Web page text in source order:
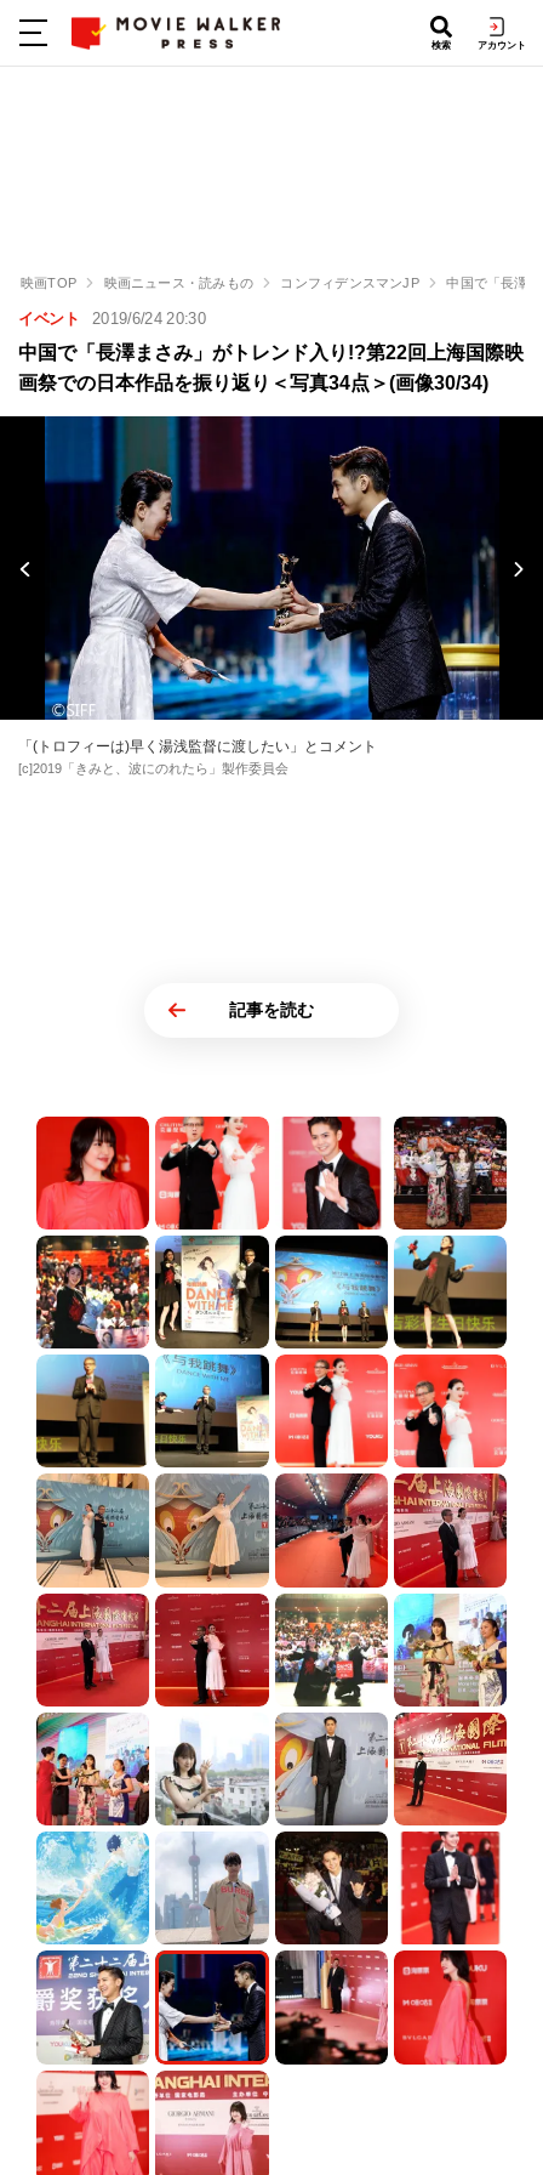
検索 アカウント
映画TOP 映画ニュース・読みもの コンフィデンスマンJP 中国で「長澤
イベント 2019/6/24 20:30
中国で「長澤まさみ」がトレンド入り!?第22回上海国際映
画祭での日本作品を振り返り＜写真34点＞(画像30/34)
「(トロフィーは)早く湯浅監督に渡したい」とコメント
[c]2019「きみと、波にのれたら」製作委員会
記事を読む